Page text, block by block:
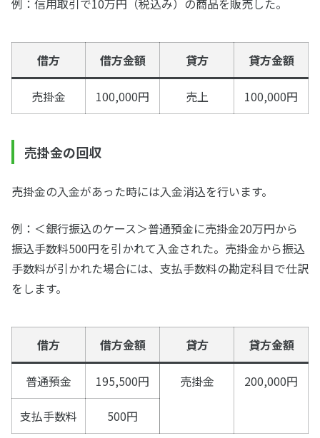
例：信用取引で10万円（税込み）の商品を販売した。
借方 借方金額 貸方 貸方金額
売掛金 100,000円 売上 100,000円
売掛金の回収
売掛金の入金があった時には入金消込を行います。
例：＜銀行振込のケース＞普通預金に売掛金20万円から
振込手数料500円を引かれて入金された。売掛金から振込
手数料が引かれた場合には、支払手数料の勘定科目で仕訳
をします。
借方 借方金額 貸方 貸方金額
普通預金 195,500円 売掛金 200,000円
支払手数料 500円